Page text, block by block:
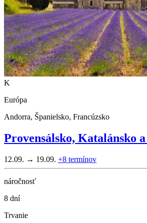
K
Európa
Andorra, Španielsko, Francúzsko
Provensálsko, Katalánsko
12.09. → 19.09. +8 termínov
náročnosť
8 dní
Trvanie